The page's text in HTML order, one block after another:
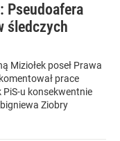
Pseudoafera
śledczych
Miziołek poseł Prawa
prace
PiS-u konsekwentnie
Ziobry